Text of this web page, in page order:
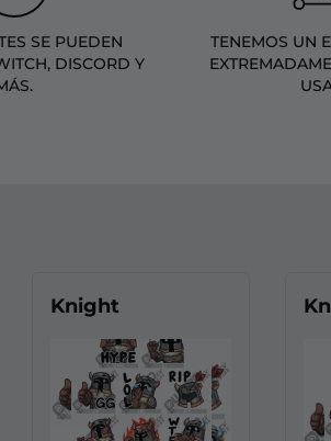
SE PUEDEN
DISCORD Y
TENEMOS UN
Knight